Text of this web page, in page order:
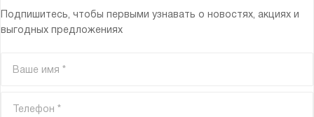
Подпишитесь, чтобы первыми узнавать о новостях, акциях и
выгодных предложениях